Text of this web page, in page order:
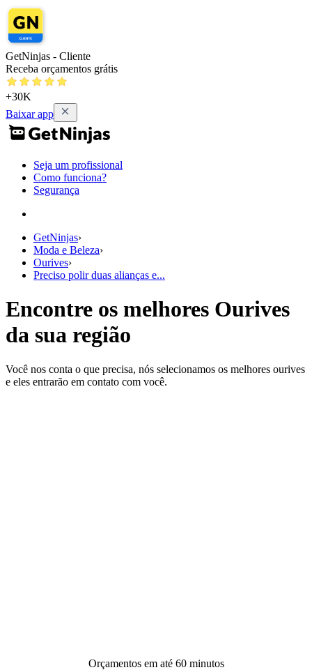
GetNinjas - Cliente
Receba orçamentos grátis
+30K
Baixar app
Seja um profissional
Como funciona?
Segurança
GetNinjas›
Moda e Beleza›
Ourives›
Preciso polir duas alianças e...
Encontre os melhores Ourives
da sua região
Você nos conta o que precisa, nós selecionamos os melhores ourives
e eles entrarão em contato com você.
Orçamentos em até 60 minutos